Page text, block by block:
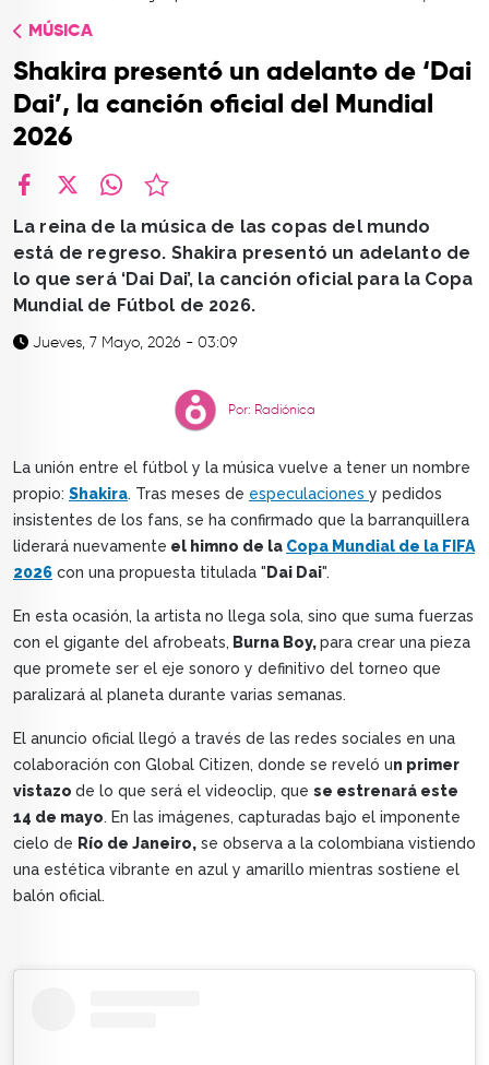
CONTACTO
MÚSICA
Shakira presentó un adelanto de ‘Dai
Dai’, la canción oficial del Mundial
2026
La reina de la música de las copas del mundo
está de regreso. Shakira presentó un adelanto de
lo que será ‘Dai Dai’, la canción oficial para la Copa
Mundial de Fútbol de 2026.
Jueves, 7 Mayo, 2026 - 03:09
Por: Radiónica
La unión entre el fútbol y la música vuelve a tener un nombre
propio: Shakira. Tras meses de especulaciones y pedidos
insistentes de los fans, se ha confirmado que la barranquillera
liderará nuevamente el himno de la Copa Mundial de la FIFA
2026 con una propuesta titulada " Dai Dai".
En esta ocasión, la artista no llega sola, sino que suma fuerzas
con el gigante del afrobeats, Burna Boy,para crear una pieza
que promete ser el eje sonoro y definitivo del torneo que
paralizará al planeta durante varias semanas.
El anuncio oficial llegó a través de las redes sociales en una
colaboración con Global Citizen, donde se reveló un primer
vistazo de lo que será el videoclip, que se estrenará este
14 de mayo. En las imágenes, capturadas bajo el imponente
cielo de Río de Janeiro, se observa a la colombiana vistiendo
una estética vibrante en azul y amarillo mientras sostiene el
balón oficial.